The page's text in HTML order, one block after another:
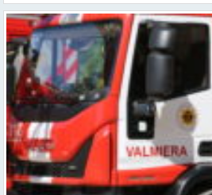
Vidzemē dzēsts viens ugunsgrēks